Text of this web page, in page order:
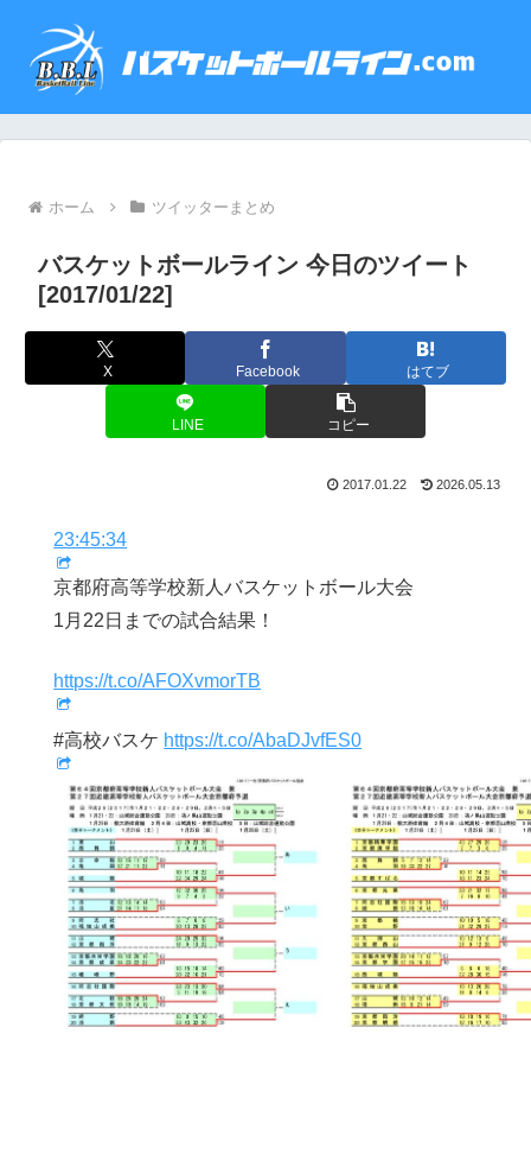
ホーム ツイッターまとめ
バスケットボールライン 今日のツイート
[2017/01/22]
X Facebook はてブ
LINE コピー
2017.01.22 2026.05.13
23:45:34
京都府高等学校新人バスケットボール大会
1月22日までの試合結果！
https://t.co/AFOXvmorTB
#高校バスケ https://t.co/AbaDJvfES0